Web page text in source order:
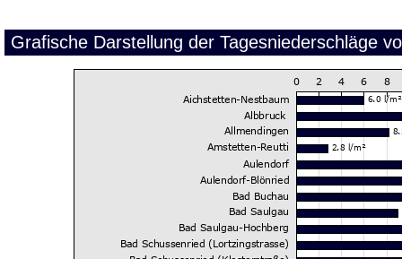
Grafische Darstellung der Tagesniederschläge